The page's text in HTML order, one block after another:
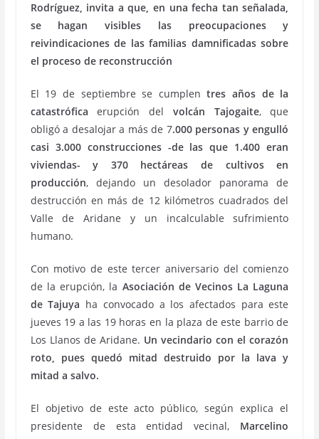
Rodríguez, invita a que, en una fecha tan señalada,
se hagan visibles las preocupaciones y
reivindicaciones de las familias damnificadas sobre
el proceso de reconstrucción
El 19 de septiembre se cumplentres años de la
catastrófica erupción del volcán Tajogaite, que
obligó a desalojar a más de 7.000 personas y engulló
casi 3.000 construcciones -de las que 1.400 eran
viviendas- y 370 hectáreas de cultivos en
producción, dejando un desolador panorama de
destrucción en más de 12 kilómetros cuadrados del
Valle de Aridane y un incalculable sufrimiento
humano.
Con motivo de este tercer aniversario del comienzo
de la erupción, la Asociación de Vecinos La Laguna
de Tajuya ha convocado a los afectados para este
jueves 19 a las 19 horas en la plaza de este barrio de
Los Llanos de Aridane. Un vecindario con el corazón
roto, pues quedó mitad destruido por la lava y
mitad a salvo.
El objetivo de este acto público, según explica el
presidente de esta entidad vecinal, Marcelino